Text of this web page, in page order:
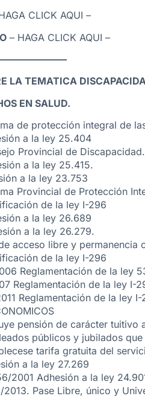
CLICK AQUI –
– HAGA CLICK AQUI –
LA TEMATICA
SALUD.
de protección integral de
a la ley 25.404
Provincial de Discapacidad.
a la ley 25.415.
a la ley 23.753
Provincial de Protección
de la ley I-296
a la ley 26.689
a la ley 26.279.
acceso libre y permanencia
de la ley I-296
Reglamentación de la ley
Reglamentación de la ley I-
Reglamentación de la ley I-
pensión de carácter
públicos y jubilados
tarifa gratuita del
a la ley 27.269
2001 Adhesión a la ley
2013. Pase Libre, único y